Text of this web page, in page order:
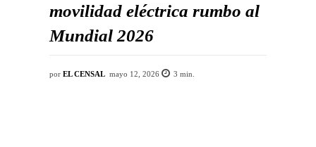
movilidad eléctrica rumbo al
Mundial 2026
por EL CENSAL mayo 12, 2026 3 min.